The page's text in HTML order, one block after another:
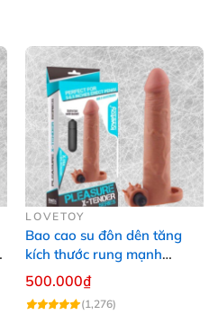
LOVETOY
Bao cao su đôn dên tăng
kích thước rung mạnh
Lovetoy Pleasure X-Tender
tăng 3
500.000₫
(1,276)